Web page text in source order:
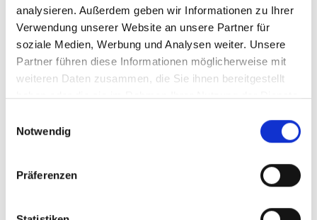
analysieren. Außerdem geben wir Informationen zu Ihrer
Verwendung unserer Website an unsere Partner für
soziale Medien, Werbung und Analysen weiter. Unsere
Partner führen diese Informationen möglicherweise mit
weiteren Daten zusammen, die Sie ihnen bereitgestellt
haben oder die sie im Rahmen Ihrer Nutzung der Dienste
Notwendig
Präferenzen
2023
Sparpaket: 6 Flaschen:
Dark Horse, Zinfandel,
(9,33 € / 1 Liter)
41,99 €